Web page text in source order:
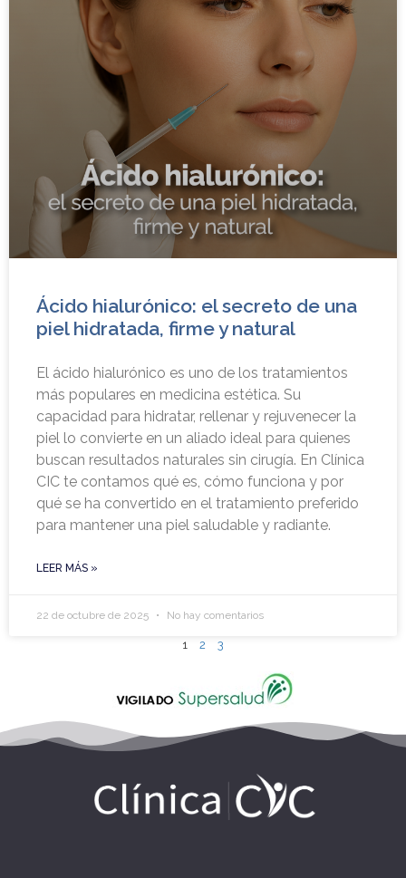
Ácido hialurónico: el secreto de una
piel hidratada, firme y natural
El ácido hialurónico es uno de los tratamientos
más populares en medicina estética. Su
capacidad para hidratar, rellenar y rejuvenecer la
piel lo convierte en un aliado ideal para quienes
buscan resultados naturales sin cirugía. En Clínica
CIC te contamos qué es, cómo funciona y por
qué se ha convertido en el tratamiento preferido
para mantener una piel saludable y radiante.
LEER MÁS »
22 de octubre de 2025 No hay comentarios
1 2 3